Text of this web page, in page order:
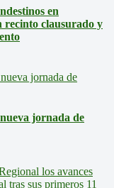
en
recinto clausurado y
jornada de